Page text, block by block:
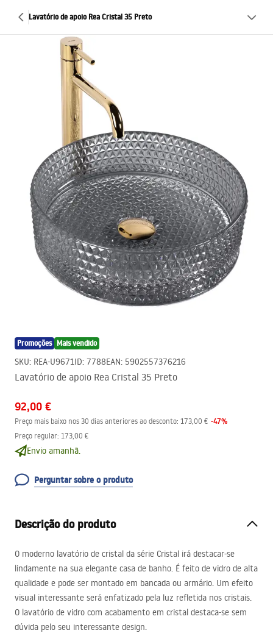
Lavatório de apoio Rea Cristal 35 Preto
Promoções Mais vendido
SKU: REA-U9671ID: 7788EAN: 5902557376216
Lavatório de apoio Rea Cristal 35 Preto
92,00 €
Preço mais baixo nos 30 dias anteriores ao desconto: 173,00 € -47%
Preço regular: 173,00 €
Envio amanhã.
Perguntar sobre o produto
Descrição do produto
O moderno lavatório de cristal da série Cristal irá destacar-se
lindamente na sua elegante casa de banho. É feito de vidro de alta
qualidade e pode ser montado em bancada ou armário. Um efeito
visual interessante será enfatizado pela luz refletida nos cristais.
O lavatório de vidro com acabamento em cristal destaca-se sem
dúvida pelo seu interessante design.